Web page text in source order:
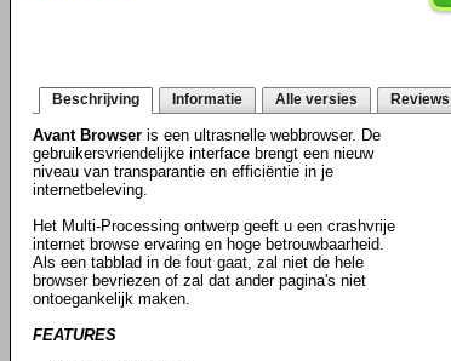
Beschrijving Informatie Alle versies Reviews
Avant Browser is een ultrasnelle webbrowser. De
gebruikersvriendelijke interface brengt een nieuw
niveau van transparantie en efficiëntie in je
internetbeleving.
Het Multi-Processing ontwerp geeft u een crashvrije
internet browse ervaring en hoge betrouwbaarheid.
Als een tabblad in de fout gaat, zal niet de hele
browser bevriezen of zal dat ander pagina's niet
ontoegankelijk maken.
FEATURES